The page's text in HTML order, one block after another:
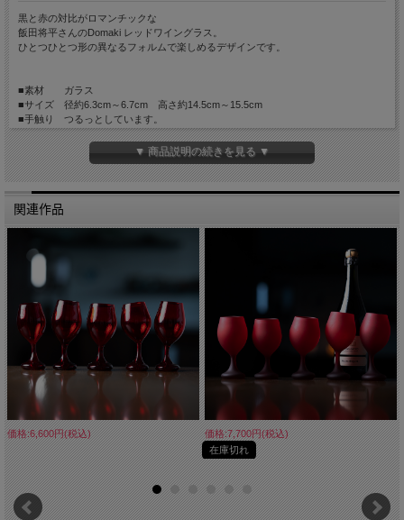
黒と赤の対比がロマンチックな
飯田将平さんのDomaki レッドワイングラス。
ひとつひとつ形の異なるフォルムで楽しめるデザインです。
■素材 ガラス
■サイズ 径約6.3cm～6.7cm 高さ約14.5cm～15.5cm
■手触り つるっとしています。
■重量 約300g
■容量 約200cc
※大きさや容量、また重量は目安です。
吹きガラス作品のため容量と重量には大きく個体差があります。
大きさや形をリクエストすることは、出来ませんのでご了承ください。
▼ 商品説明の続きを見る ▼
関連作品
価格:6,600円(税込)
価格:7,700円(税込)
在庫切れ